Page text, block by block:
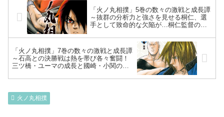
「火ノ丸相撲」5巻の数々の激戦と成長譚
～抜群の分析力と強さを見せる桐仁、選
手として致命的な欠陥が…桐仁監督の奇
丸、憧れの柴木山部屋に体験入門～
「火ノ丸相撲」7巻の数々の激戦と成長譚
～石高との決勝戦は熱を帯び各々奮闘！
三ツ橋・ユーマの成長と國崎・小関の安
事アリ☆
火ノ丸相撲